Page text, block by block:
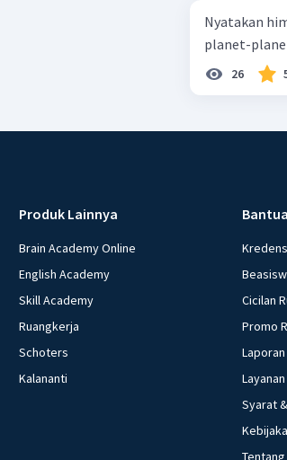
Nyatakan
planet-
26
Produk Lainnya
Brain Academy Online
English Academy
Skill Academy
Ruangkerja
Schoters
Kalananti
Cicilan
Promo
Syarat
Tentang